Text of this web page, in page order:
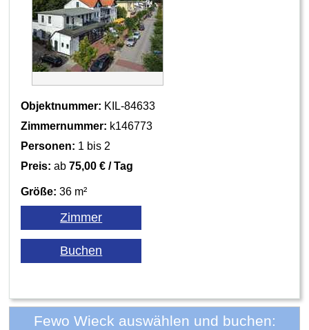
Objektnummer: KIL-84633
Zimmernummer: k146773
Personen: 1 bis 2
Preis: ab75,00 € / Tag
Größe: 36 m²
Fewo Wieck auswählen und buchen: